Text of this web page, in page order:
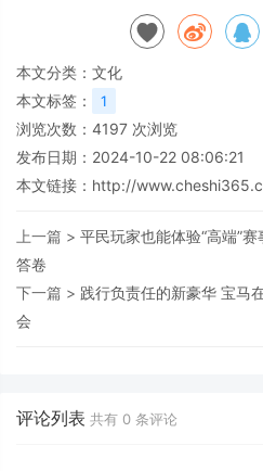
本文分类： 文化
本文标签：
1
浏览次数： 4197 次浏览
发布日期：2024-10-22 08:06:21
本文链接： http://
上一篇 > 平民玩家也能体验“高端”
答卷
下一篇 > 践行负责任的新豪华 宝马
会
评论列表 共有 0 条评论